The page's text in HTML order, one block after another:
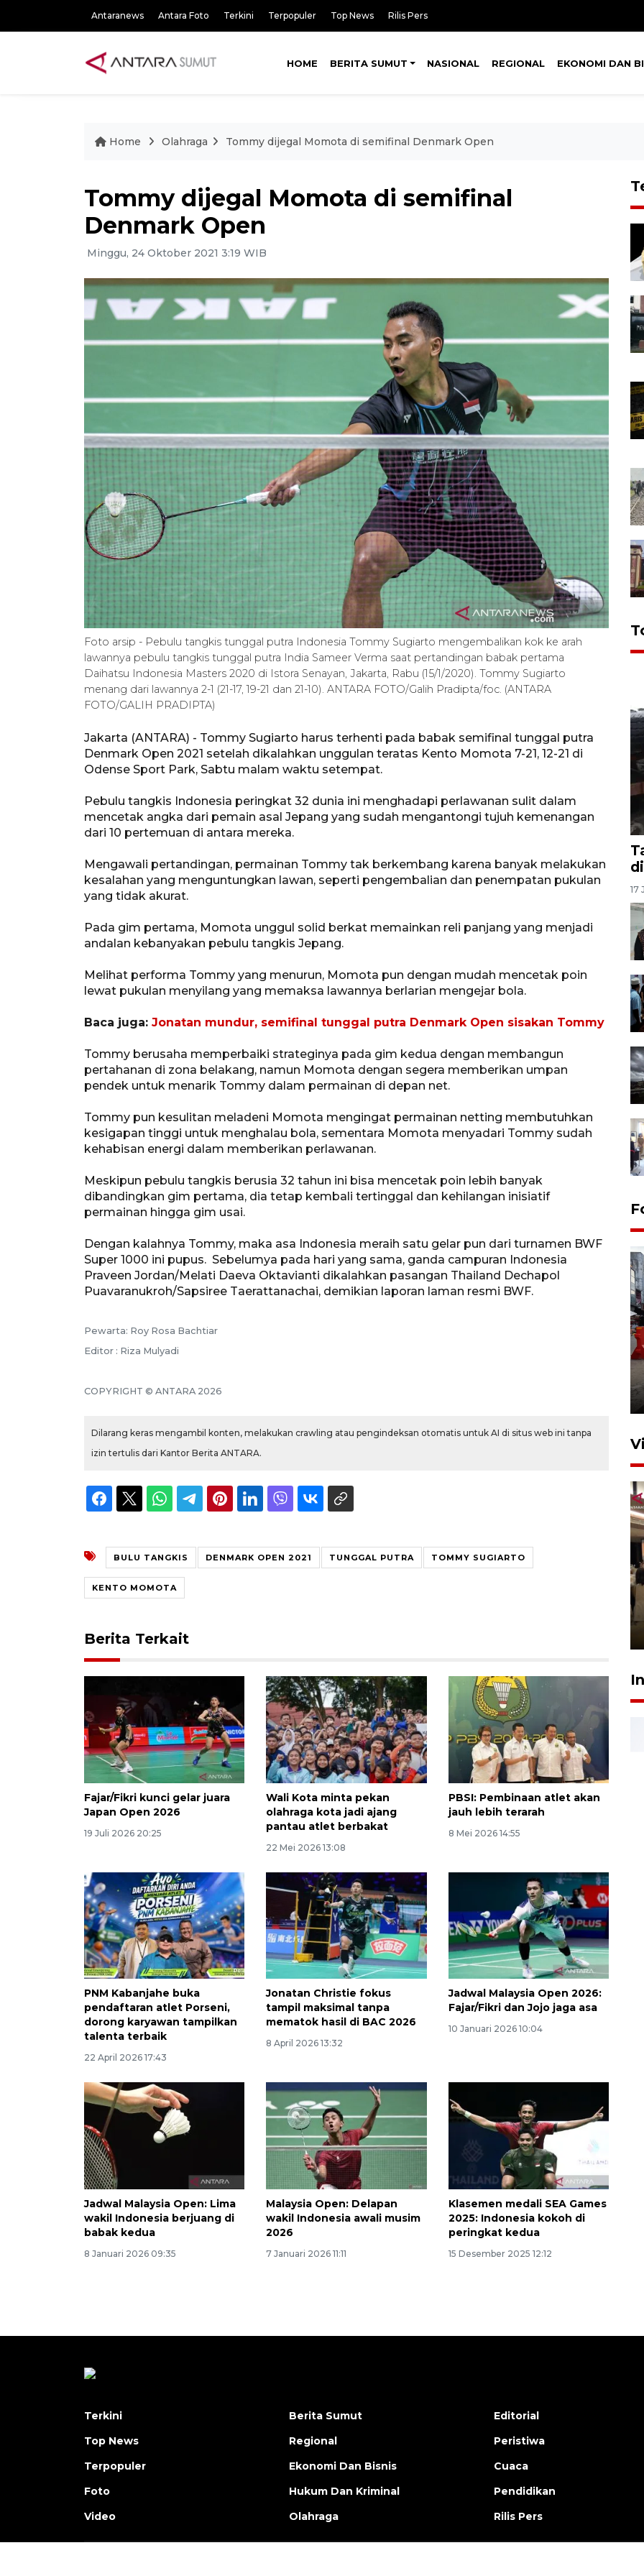
Antaranews Antara Foto Terkini Terpopuler Top News Rilis Pers
HOME BERITA SUMUT NASIONAL REGIONAL EKONOMI DAN
Home Olahraga Tommy dijegal Momota di semifinal Denmark Open
Tommy dijegal Momota di semifinal
Denmark Open
Minggu, 24 Oktober 2021 3:19 WIB
Foto arsip - Pebulu tangkis tunggal putra Indonesia Tommy Sugiarto mengembalikan kok ke arah
lawannya pebulu tangkis tunggal putra India Sameer Verma saat pertandingan babak pertama
Daihatsu Indonesia Masters 2020 di Istora Senayan, Jakarta, Rabu (15/1/2020). Tommy Sugiarto
menang dari lawannya 2-1 (21-17, 19-21 dan 21-10). ANTARA FOTO/Galih Pradipta/foc. (ANTARA
FOTO/GALIH PRADIPTA)
Jakarta (ANTARA) - Tommy Sugiarto harus terhenti pada babak semifinal tunggal putra
Denmark Open 2021 setelah dikalahkan unggulan teratas Kento Momota 7-21, 12-21 di
Odense Sport Park, Sabtu malam waktu setempat.
Pebulu tangkis Indonesia peringkat 32 dunia ini menghadapi perlawanan sulit dalam
mencetak angka dari pemain asal Jepang yang sudah mengantongi tujuh kemenangan
dari 10 pertemuan di antara mereka.
Mengawali pertandingan, permainan Tommy tak berkembang karena banyak melakukan
kesalahan yang menguntungkan lawan, seperti pengembalian dan penempatan pukulan
yang tidak akurat.
Pada gim pertama, Momota unggul solid berkat memainkan reli panjang yang menjadi
andalan kebanyakan pebulu tangkis Jepang.
Melihat performa Tommy yang menurun, Momota pun dengan mudah mencetak poin
lewat pukulan menyilang yang memaksa lawannya berlarian mengejar bola.
Baca juga: Jonatan mundur, semifinal tunggal putra Denmark Open sisakan Tommy
Tommy berusaha memperbaiki strateginya pada gim kedua dengan membangun
pertahanan di zona belakang, namun Momota dengan segera memberikan umpan
pendek untuk menarik Tommy dalam permainan di depan net.
Tommy pun kesulitan meladeni Momota mengingat permainan netting membutuhkan
kesigapan tinggi untuk menghalau bola, sementara Momota menyadari Tommy sudah
kehabisan energi dalam memberikan perlawanan.
Meskipun pebulu tangkis berusia 32 tahun ini bisa mencetak poin lebih banyak
dibandingkan gim pertama, dia tetap kembali tertinggal dan kehilangan inisiatif
permainan hingga gim usai.
Dengan kalahnya Tommy, maka asa Indonesia meraih satu gelar pun dari turnamen BWF
Super 1000 ini pupus. Sebelumya pada hari yang sama, ganda campuran Indonesia
Praveen Jordan/Melati Daeva Oktavianti dikalahkan pasangan Thailand Dechapol
Puavaranukroh/Sapsiree Taerattanachai, demikian laporan laman resmi BWF.
Pewarta: Roy Rosa Bachtiar
Editor : Riza Mulyadi
COPYRIGHT © ANTARA 2026
Dilarang keras mengambil konten, melakukan crawling atau pengindeksan otomatis untuk AI di situs web ini tanpa
izin tertulis dari Kantor Berita ANTARA.
BULU TANGKIS DENMARK OPEN 2021 TUNGGAL PUTRA TOMMY SUGIARTO
KENTO MOMOTA
Berita Terkait
Fajar/Fikri kunci gelar juara
Japan Open 2026
19 Juli 2026 20:25
Wali Kota minta pekan
olahraga kota jadi ajang
pantau atlet berbakat
22 Mei 2026 13:08
PBSI: Pembinaan atlet akan
jauh lebih terarah
8 Mei 2026 14:55
PNM Kabanjahe buka
pendaftaran atlet Porseni,
dorong karyawan tampilkan
talenta terbaik
22 April 2026 17:43
Jonatan Christie fokus
tampil maksimal tanpa
mematok hasil di BAC 2026
8 April 2026 13:32
Jadwal Malaysia Open 2026:
Fajar/Fikri dan Jojo jaga asa
10 Januari 2026 10:04
Jadwal Malaysia Open: Lima
wakil Indonesia berjuang di
babak kedua
8 Januari 2026 09:35
Malaysia Open: Delapan
wakil Indonesia awali musim
2026
7 Januari 2026 11:11
Klasemen medali SEA Games
2025: Indonesia kokoh di
peringkat kedua
15 Desember 2025 12:12
17
160 ribu sambungan baru
jaringan gas 2026
2026-08-07 18:00:00
Terkini
Top News
Terpopuler
Foto
Video
Berita Sumut
Regional
Ekonomi Dan Bisnis
Hukum Dan Kriminal
Olahraga
Editorial
Peristiwa
Cuaca
Pendidikan
Rilis Pers